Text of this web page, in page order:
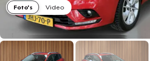
Foto's
Video